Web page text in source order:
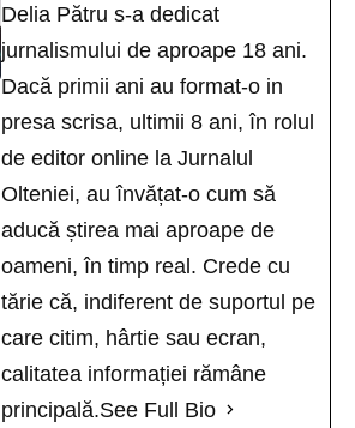
Delia Pătru s-a dedicat
jurnalismului de aproape 18 ani.
Dacă primii ani au format-o in
presa scrisa, ultimii 8 ani, în rolul
de editor online la Jurnalul
Olteniei, au învățat-o cum să
aducă știrea mai aproape de
oameni, în timp real. Crede cu
tărie că, indiferent de suportul pe
care citim, hârtie sau ecran,
calitatea informației rămâne
principală.See Full Bio